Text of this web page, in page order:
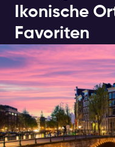
Ikonische
Favoriten